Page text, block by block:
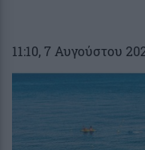
11:10, 7 Αυγούστου